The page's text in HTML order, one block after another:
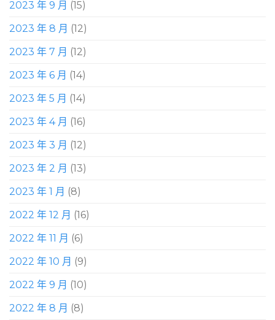
2023 年 9 月 (15)
2023 年 8 月 (12)
2023 年 7 月 (12)
2023 年 6 月 (14)
2023 年 5 月 (14)
2023 年 4 月 (16)
2023 年 3 月 (12)
2023 年 2 月 (13)
2023 年 1 月 (8)
2022 年 12 月 (16)
2022 年 11 月 (6)
2022 年 10 月 (9)
2022 年 9 月 (10)
2022 年 8 月 (8)